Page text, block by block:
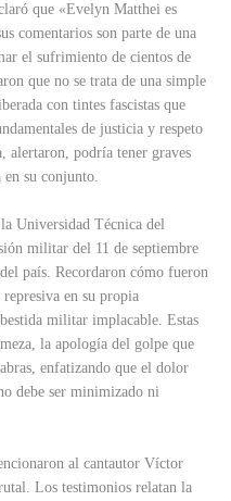
que «Evelyn Matthei es
comentarios son parte de una
el sufrimiento de cientos de
que no se trata de una simple
con tintes fascistas que
de justicia y respeto
alertaron, podría tener graves
en su conjunto.
Universidad Técnica del
militar del 11 de septiembre
país. Recordaron cómo fueron
en su propia
militar implacable. Estas
la apología del golpe que
enfatizando que el dolor
debe ser minimizado ni
al cantautor Víctor
Los testimonios relatan la